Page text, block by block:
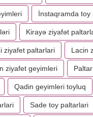
İnstaqramda toy
Kirayə ziyafət
ziyafet paltarlari Lacin
ziyafet geyimleri
Qadin geyimleri toyluq
Sade toy paltarlari